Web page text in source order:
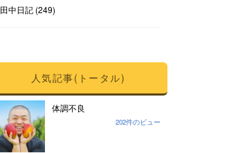
田中日記(249)
人気記事(トータル)
体調不良
202件のビュー